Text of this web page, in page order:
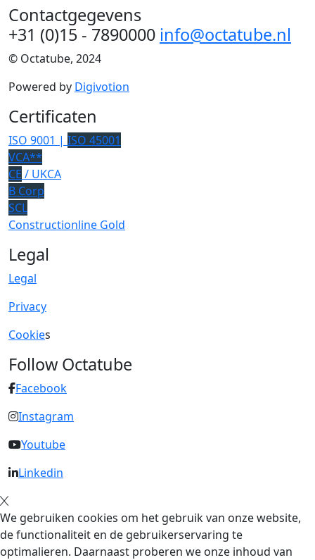
Contactgegevens
+31 (0)15 - 7890000 info@octatube.nl
© Octatube, 2024
Powered by Digivotion
Certificaten
ISO 9001 | ISO 45001
VCA**
CE / UKCA
B Corp
SCL
Constructionline Gold
Legal
Legal
Privacy
Cookies
Follow Octatube
Facebook
Instagram
Youtube
Linkedin
We gebruiken cookies om het gebruik van onze website,
de functionaliteit en de gebruikerservaring te
optimalieren. Daarnaast proberen we onze inhoud van